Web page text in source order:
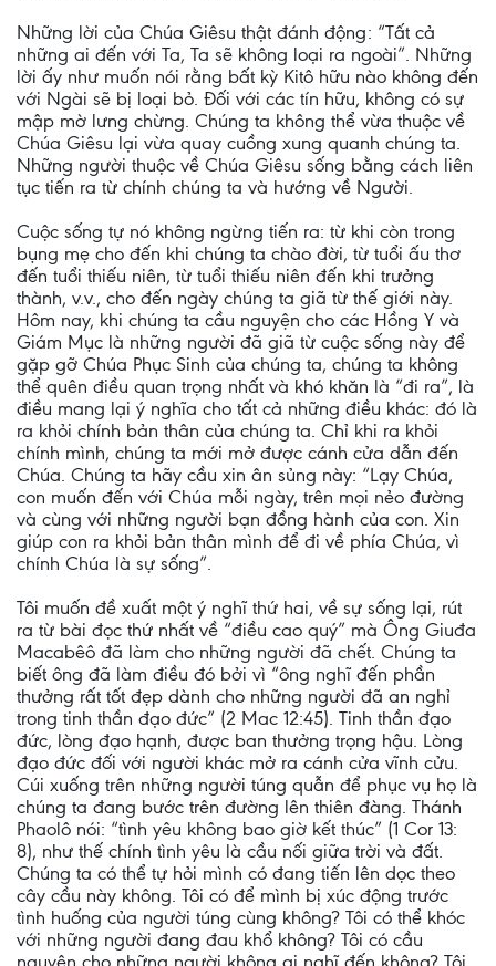
Những lời của Chúa Giêsu thật đánh động: “Tất cả
những ai đến với Ta, Ta sẽ không loại ra ngoài”. Những
lời ấy như muốn nói rằng bất kỳ Kitô hữu nào không đến
với Ngài sẽ bị loại bỏ. Đối với các tín hữu, không có sự
mập mờ lưng chừng. Chúng ta không thể vừa thuộc về
Chúa Giêsu lại vừa quay cuồng xung quanh chúng ta.
Những người thuộc về Chúa Giêsu sống bằng cách liên
tục tiến ra từ chính chúng ta và hướng về Người.
Cuộc sống tự nó không ngừng tiến ra: từ khi còn trong
bụng mẹ cho đến khi chúng ta chào đời, từ tuổi ấu thơ
đến tuổi thiếu niên, từ tuổi thiếu niên đến khi trưởng
thành, v.v., cho đến ngày chúng ta giã từ thế giới này.
Hôm nay, khi chúng ta cầu nguyện cho các Hồng Y và
Giám Mục là những người đã giã từ cuộc sống này để
gặp gỡ Chúa Phục Sinh của chúng ta, chúng ta không
thể quên điều quan trọng nhất và khó khăn là “đi ra”, là
điều mang lại ý nghĩa cho tất cả những điều khác: đó là
ra khỏi chính bản thân của chúng ta. Chỉ khi ra khỏi
chính mình, chúng ta mới mở được cánh cửa dẫn đến
Chúa. Chúng ta hãy cầu xin ân sủng này: “Lạy Chúa,
con muốn đến với Chúa mỗi ngày, trên mọi nẻo đường
và cùng với những người bạn đồng hành của con. Xin
giúp con ra khỏi bản thân mình để đi về phía Chúa, vì
chính Chúa là sự sống”.
Tôi muốn đề xuất một ý nghĩ thứ hai, về sự sống lại, rút
ra từ bài đọc thứ nhất về “điều cao quý” mà Ông Giuđa
Macabêô đã làm cho những người đã chết. Chúng ta
biết ông đã làm điều đó bởi vì “ông nghĩ đến phần
thưởng rất tốt đẹp dành cho những người đã an nghỉ
trong tinh thần đạo đức” (2 Mac 12:45). Tinh thần đạo
đức, lòng đạo hạnh, được ban thưởng trọng hậu. Lòng
đạo đức đối với người khác mở ra cánh cửa vĩnh cửu.
Cúi xuống trên những người túng quẫn để phục vụ họ là
chúng ta đang bước trên đường lên thiên đàng. Thánh
Phaolô nói: “tình yêu không bao giờ kết thúc” (1 Cor 13:
8), như thế chính tình yêu là cầu nối giữa trời và đất.
Chúng ta có thể tự hỏi mình có đang tiến lên dọc theo
cây cầu này không. Tôi có để mình bị xúc động trước
tình huống của người túng cùng không? Tôi có thể khóc
với những người đang đau khổ không? Tôi có cầu
nguyện cho những người không ai nghĩ đến không? Tôi